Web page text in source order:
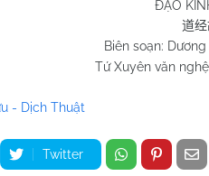
ĐẠO
道
Biên soạn:
Tứ Xuyên văn
- Dịch Thuật
Twitter